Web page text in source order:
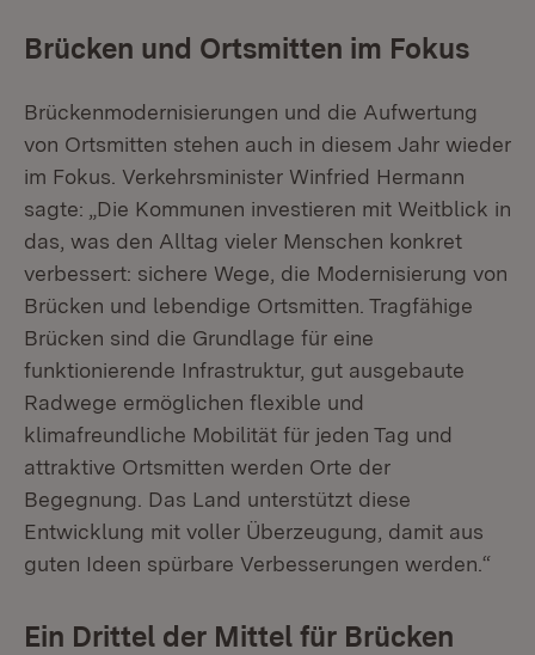
Brücken und Ortsmitten im Fokus
Brückenmodernisierungen und die Aufwertung
von Ortsmitten stehen auch in diesem Jahr wieder
im Fokus. Verkehrsminister Winfried Hermann
sagte: „Die Kommunen investieren mit Weitblick in
das, was den Alltag vieler Menschen konkret
verbessert: sichere Wege, die Modernisierung von
Brücken und lebendige Ortsmitten. Tragfähige
Brücken sind die Grundlage für eine
funktionierende Infrastruktur, gut ausgebaute
Radwege ermöglichen flexible und
klimafreundliche Mobilität für jeden Tag und
attraktive Ortsmitten werden Orte der
Begegnung. Das Land unterstützt diese
Entwicklung mit voller Überzeugung, damit aus
guten Ideen spürbare Verbesserungen werden.“
Ein Drittel der Mittel für Brücken